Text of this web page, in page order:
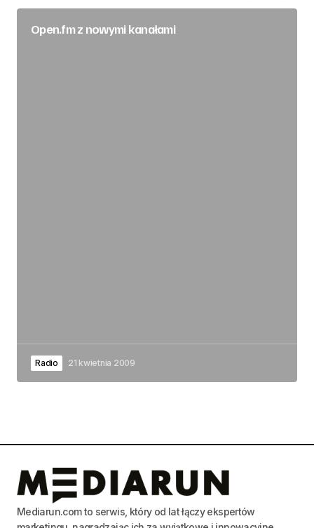
Open.fm z nowymi kanałami
Radio 21 kwietnia 2009
Mediarun.com to serwis, który od lat łączy ekspertów